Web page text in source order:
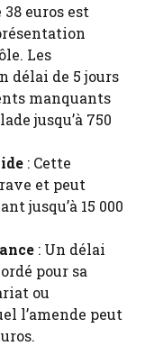
euros est
Les
délai de 5 jours
manquants
jusqu’à 750
: Cette
et peut
jusqu’à 15 000
: Un délai
pour sa
ou
l’amende peut